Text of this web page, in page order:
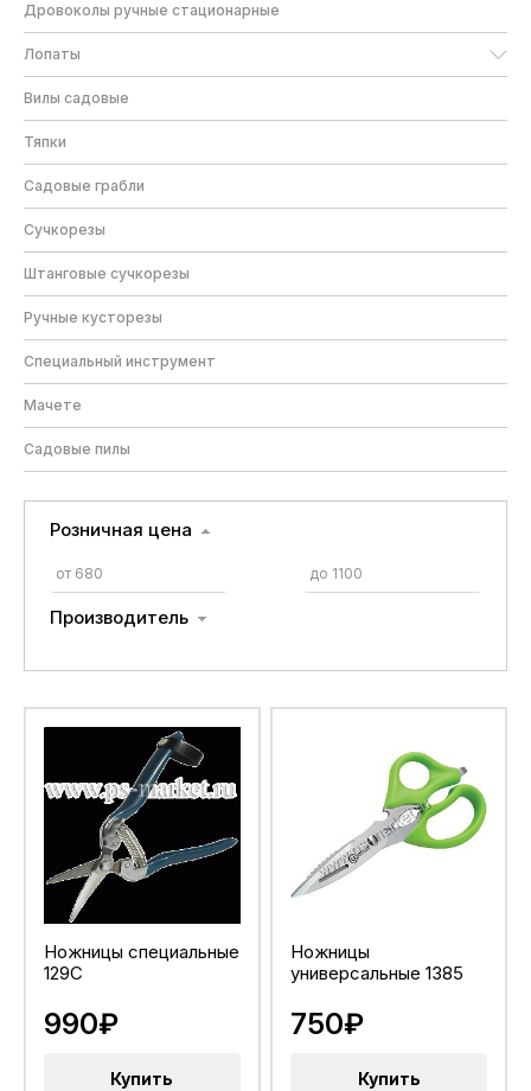
Дровоколы ручные стационарные
Лопаты
Вилы садовые
Тяпки
Садовые грабли
Сучкорезы
Штанговые сучкорезы
Ручные кусторезы
Специальный инструмент
Мачете
Садовые пилы
Розничная цена
Производитель
Ножницы специальные
129С
990₽
Купить
Ножницы
универсальные 1385
750₽
Купить